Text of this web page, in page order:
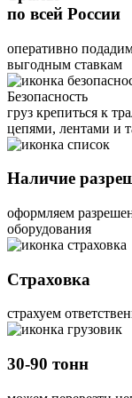
по всей России
оперативно
выгодным ставкам
Безопасность
груз крепиться к
цепями, лентами и
Наличие
оформляем
оборудования
Страховка
страхуем
30-90 тонн